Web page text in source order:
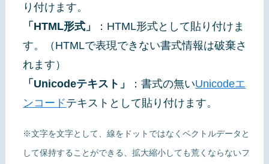
り付けます。
「HTML形式」
：HTML形式として貼り付けま
す。（HTMLで表現できない書式情報は破棄さ
れます）
「Unicodeテキスト」
：書式の無いUnicodeエ
ンコードテキストとして貼り付けます。
※文字を文字として、線をドットではなくベクトルデータと
して保持することができる、拡大縮小しても荒くならないフ